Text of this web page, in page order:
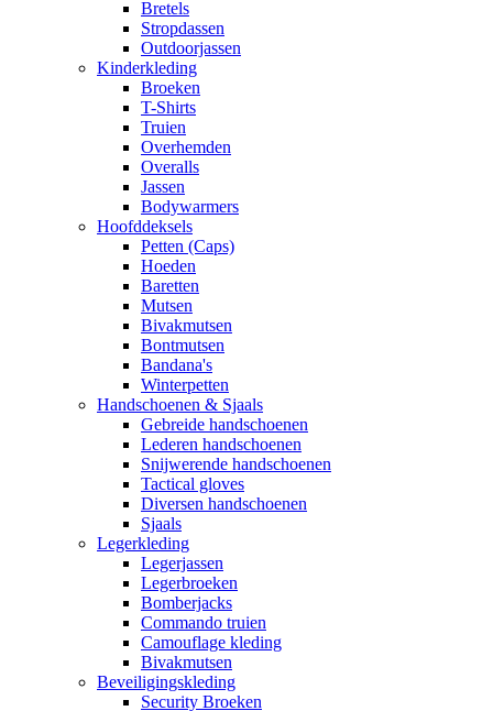
Bretels
Stropdassen
Outdoorjassen
Kinderkleding
Broeken
T-Shirts
Truien
Overhemden
Overalls
Jassen
Bodywarmers
Hoofddeksels
Petten (Caps)
Hoeden
Baretten
Mutsen
Bivakmutsen
Bontmutsen
Bandana's
Winterpetten
Handschoenen & Sjaals
Gebreide handschoenen
Lederen handschoenen
Snijwerende handschoenen
Tactical gloves
Diversen handschoenen
Sjaals
Legerkleding
Legerjassen
Legerbroeken
Bomberjacks
Commando truien
Camouflage kleding
Bivakmutsen
Beveiligingskleding
Security Broeken